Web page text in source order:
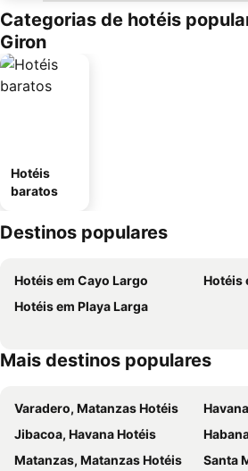
Categorias de hotéis
Giron
Hotéis
baratos
Destinos populares
Hotéis em Cayo Largo
Hotéis
Hotéis em Playa Larga
Mais destinos populares
Varadero, Matanzas Hotéis
Jibacoa, Havana Hotéis
Matanzas, Matanzas Hotéis
Santa